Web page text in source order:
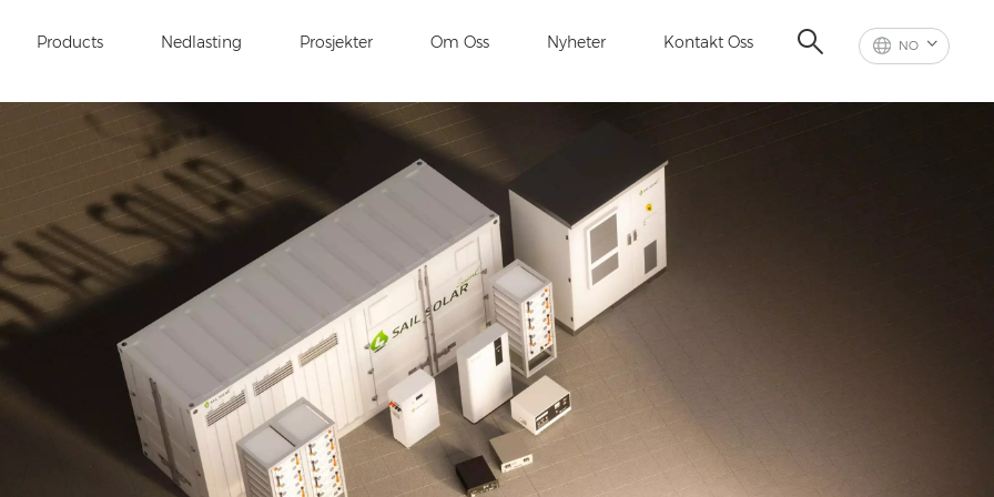
NO
Products Nedlasting Prosjekter Om Oss Nyheter Kontakt Oss